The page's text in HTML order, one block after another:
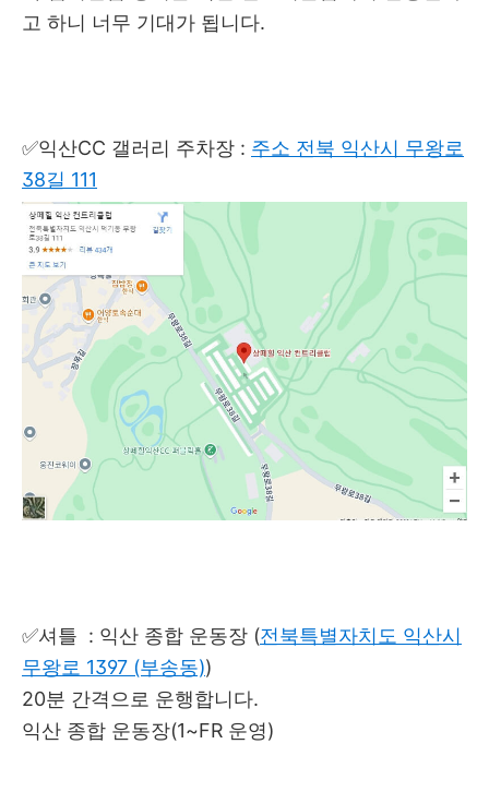
고 하니 너무 기대가 됩니다.
✅익산CC 갤러리 주차장 : 주소 전북 익산시 무왕로
38길 111
✅셔틀 : 익산 종합 운동장 (전북특별자치도 익산시
무왕로 1397 (부송동))
20분 간격으로 운행합니다.
익산 종합 운동장(1~FR 운영)